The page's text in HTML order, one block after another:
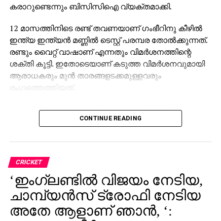
കരാറുണ്ടെന്നും ബിസിസിഐ വ്യക്തമാക്കി.
12 മാസത്തിനിടെ രണ്ട് തവണയാണ് ഗംഭീറിനു കീഴില്‍
ഇന്ത്യ ഇന്ത്യന്‍ മണ്ണില്‍ ടെസ്റ്റ് പരമ്പര തോല്‍ക്കുന്നത്.
രണ്ടും വൈറ്റ് വാഷാണ് എന്നതും വിമര്‍ശനത്തിന്റെ
ശക്തി കൂട്ടി. ഇതോടെയാണ് കടുത്ത വിമര്‍ശനവുമായി
ആരാധകരും മുന്‍ താരങ്ങളടക്കമുള്ളവരും
രംഗത്തെത്തിയത്.
വരാനിരിക്കുന്ന ലോകകപ്പിന് മുമ്പ് ഗംഭീറിന്റെ
ഭാവിയെക്കുറിച്ച് ബോര്‍ഡ് തീരുമാനങ്ങളൊന്നും
പറഞ്ഞു, ടീം ”പരിവര്‍ത്തന ഘട്ടത്തില്‍” തുടരണമെന്ന്
വാദിച്ചു.
‘ഇത് ബിസിസിഐയാണ് തീരുമാനിക്കേണ്ടത്. ഞാന്‍
മുഖ്യ പരിശീലകനായി ചുമതലയേറ്റപ്പോള്‍ എന്റെ
ആദ്യ വാര്‍ത്താ സമ്മേളനത്തില്‍ പറഞ്ഞത് ഇന്ത്യന്‍
ക്രിക്കറ്റാണ് പ്രധാനം; ഞാനല്ല. അതേ
CONTINUE READING
CRICKET
‘ഇംഗ്ലണ്ടില്‍ വിജയം നേടിയ,
ചാമ്പ്യന്‍സ് ട്രോഫി നേടിയ
അതേ ആളാണ് ഞാന്‍, ‘: